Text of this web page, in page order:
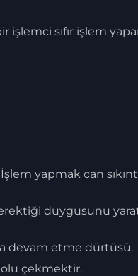
sıfır işlem
yapmak can
duygusunu
devam etme dürtüsü.
çekmektir.